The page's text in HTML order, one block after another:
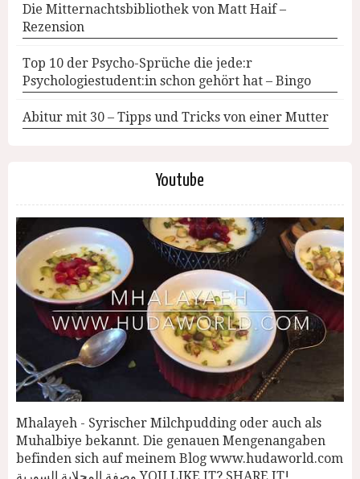
Die Mitternachtsbibliothek von Matt Haif –
Rezension
Top 10 der Psycho-Sprüche die jede:r
Psychologiestudent:in schon gehört hat – Bingo
Abitur mit 30 – Tipps und Tricks von einer Mutter
Youtube
Mhalayeh - Syrischer Milchpudding oder auch als
Muhalbiye bekannt. Die genauen Mengenangaben
befinden sich auf meinem Blog www.hudaworld.com